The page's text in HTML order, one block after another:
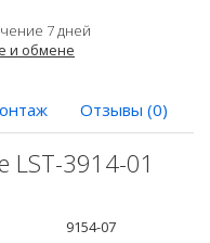
7 дней
и обмене
Отзывы (0)
LST-3914-01
9154-07